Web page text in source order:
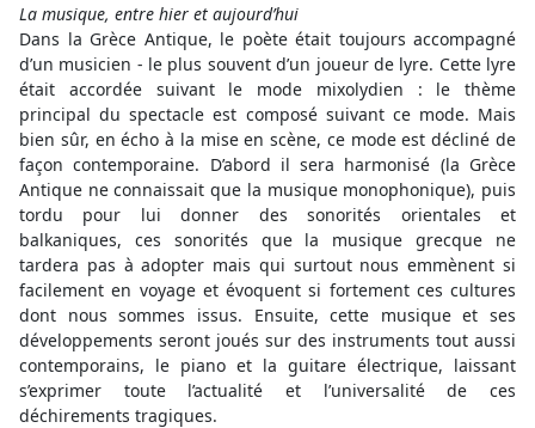
La musique, entre hier et aujourd’hui
Dans la Grèce Antique, le poète était toujours accompagné
d’un musicien - le plus souvent d’un joueur de lyre. Cette lyre
était accordée suivant le mode mixolydien : le thème
principal du spectacle est composé suivant ce mode. Mais
bien sûr, en écho à la mise en scène, ce mode est décliné de
façon contemporaine. D’abord il sera harmonisé (la Grèce
Antique ne connaissait que la musique monophonique), puis
tordu pour lui donner des sonorités orientales et
balkaniques, ces sonorités que la musique grecque ne
tardera pas à adopter mais qui surtout nous emmènent si
facilement en voyage et évoquent si fortement ces cultures
dont nous sommes issus. Ensuite, cette musique et ses
développements seront joués sur des instruments tout aussi
contemporains, le piano et la guitare électrique, laissant
s’exprimer toute l’actualité et l’universalité de ces
déchirements tragiques.